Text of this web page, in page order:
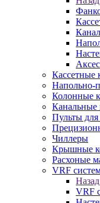
Кассетные
Напольно-
Колонные
Канальные
Пульты
Чиллеры
Крышные
Расхоные
VRF
Назад
VRF